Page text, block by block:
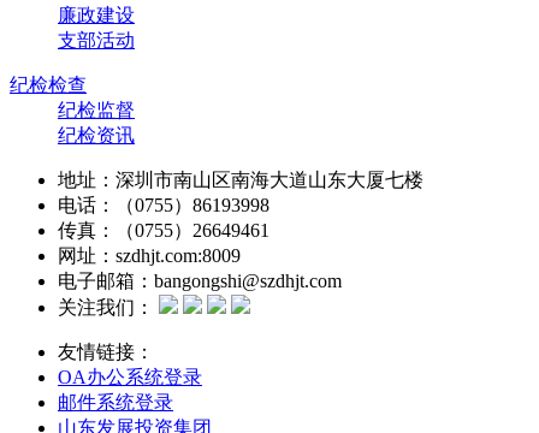
廉政建设
支部活动
纪检检查
纪检监督
纪检资讯
地址：深圳市南山区南海大道山东大厦七楼
电话：（0755）86193998
传真：（0755）26649461
网址：szdhjt.com:8009
电子邮箱：bangongshi@szdhjt.com
关注我们：
友情链接：
OA办公系统登录
邮件系统登录
山东发展投资集团